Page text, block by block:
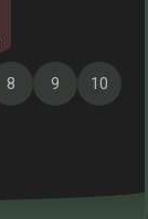
8 9 10